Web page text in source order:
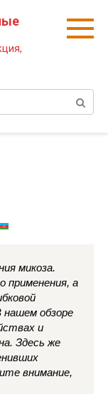
микоза.
применения, а
нашем обзоре
и
Здесь же
внимание,